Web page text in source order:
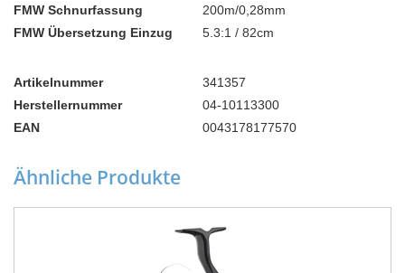
FMW Schnurfassung
200m/0,28mm
FMW Übersetzung Einzug
5.3:1 / 82cm
Artikelnummer
341357
Herstellernummer
04-10113300
EAN
0043178177570
Ähnliche Produkte